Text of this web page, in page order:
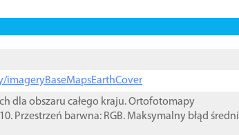
dla obszaru całego kraju. Ortofotomapy
Przestrzeń barwna: RGB. Maksymalny błąd średni